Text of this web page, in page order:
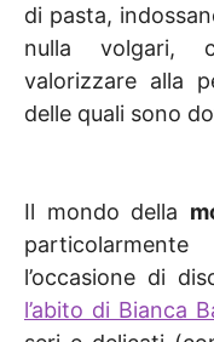
di pasta,
nulla volgari,
valorizzare alla
delle quali sono
Il mondo della
l’occasione di
l’abito di Bianca